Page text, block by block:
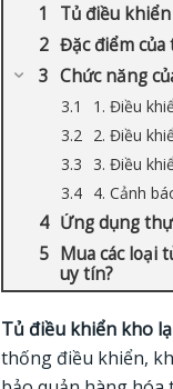
Tủ điều
Đặc điểm
Chức năng
1. Điều
2. Điều
3. Điều
4. Cảnh
Ứng dụng
Mua các loại
uy tín?
Tủ điều khiển kho
thống điều khiển,